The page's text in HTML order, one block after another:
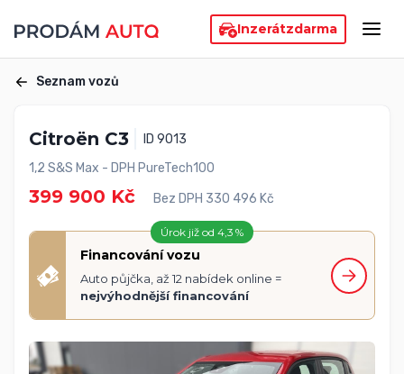
Inzerátzdarma
Seznam vozů
Citroën C3
ID 9013
1,2 S&S Max - DPH PureTech100
399 900 Kč Bez DPH 330 496 Kč
Úrok již od 4,3 %
Financování vozu
Auto půjčka, až 12 nabídek online =
nejvýhodnější financování